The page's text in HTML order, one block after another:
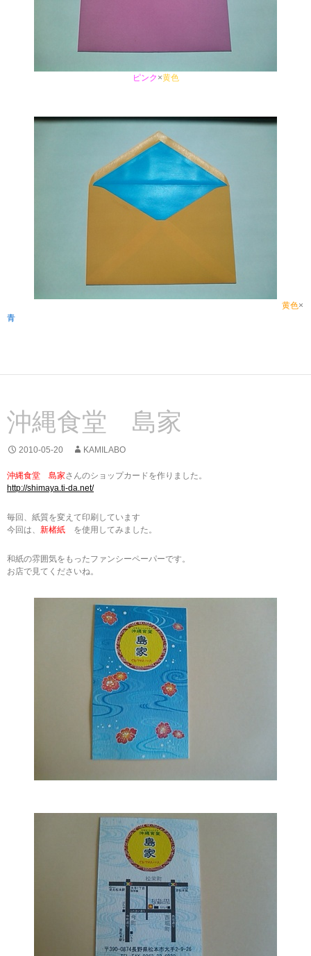
ピンク ×黄色
黄色×
青
沖縄食堂 島家
2010-05-20 KAMILABO
沖縄食堂 島家さんのショップカードを作りました。
http://shimaya.ti-da.net/
毎回、紙質を変えて印刷しています
今回は、 新楮紙 を使用してみました。
和紙の雰囲気をもったファンシーペーパーです。
お店で見てくださいね。